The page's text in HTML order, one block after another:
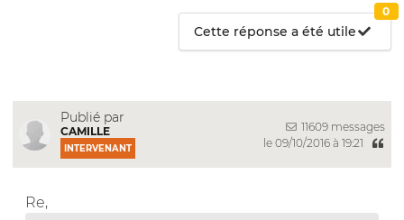
Cette réponse a été utile
0
Publié par
CAMILLE
INTERVENANT
11609 messages
le 09/10/2016 à 19:21
Re,